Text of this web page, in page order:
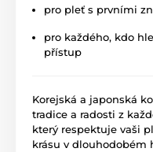
pro pleť s prvními
pro každého, kdo
přístup
Korejská a japonská
tradice a radosti z
který respektuje vaši
krásu v dlouhodobém